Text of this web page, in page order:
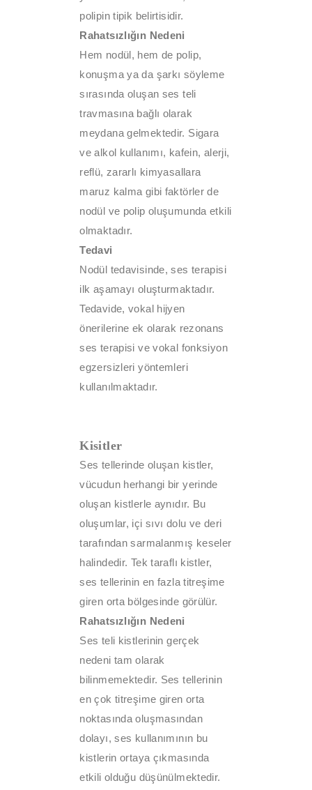
polipin tipik belirtisidir.
Rahatsızlığın Nedeni
Hem nodül, hem de polip,
konuşma ya da şarkı söyleme
sırasında oluşan ses teli
travmasına bağlı olarak
meydana gelmektedir. Sigara
ve alkol kullanımı, kafein, alerji,
reflü, zararlı kimyasallara
maruz kalma gibi faktörler de
nodül ve polip oluşumunda etkili
olmaktadır.
Tedavi
Nodül tedavisinde, ses terapisi
ilk aşamayı oluşturmaktadır.
Tedavide, vokal hijyen
önerilerine ek olarak rezonans
ses terapisi ve vokal fonksiyon
egzersizleri yöntemleri
kullanılmaktadır.
Kisitler
Ses tellerinde oluşan kistler,
vücudun herhangi bir yerinde
oluşan kistlerle aynıdır. Bu
oluşumlar, içi sıvı dolu ve deri
tarafından sarmalanmış keseler
halindedir. Tek taraflı kistler,
ses tellerinin en fazla titreşime
giren orta bölgesinde görülür.
Rahatsızlığın Nedeni
Ses teli kistlerinin gerçek
nedeni tam olarak
bilinmemektedir. Ses tellerinin
en çok titreşime giren orta
noktasında oluşmasından
dolayı, ses kullanımının bu
kistlerin ortaya çıkmasında
etkili olduğu düşünülmektedir.